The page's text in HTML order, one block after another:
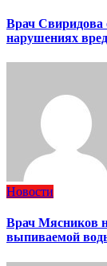
Врач Свиридова
нарушениях
Новости
Врач Мясников
выпиваемой